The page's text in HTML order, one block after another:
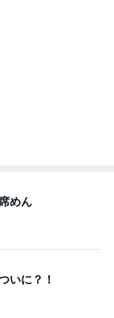
めん
いに？！